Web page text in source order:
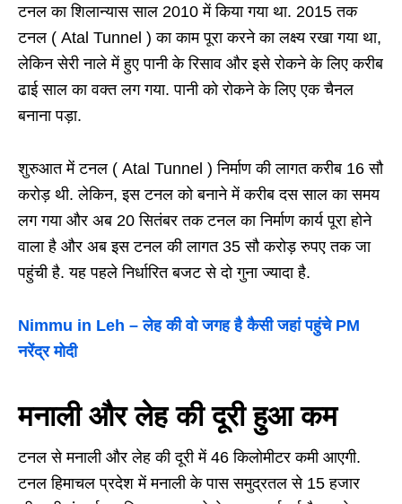
टनल का शिलान्यास साल 2010 में किया गया था. 2015 तक
टनल ( Atal Tunnel ) का काम पूरा करने का लक्ष्य रखा गया था,
लेकिन सेरी नाले में हुए पानी के रिसाव और इसे रोकने के लिए करीब
ढाई साल का वक्त लग गया. पानी काे रोकने के लिए एक चैनल
बनाना पड़ा.
शुरुआत में टनल ( Atal Tunnel ) निर्माण की लागत करीब 16 सौ
करोड़ थी. लेकिन, इस टनल को बनाने में करीब दस साल का समय
लग गया और अब 20 सितंबर तक टनल का निर्माण कार्य पूरा होने
वाला है और अब इस टनल की लागत 35 सौ करोड़ रुपए तक जा
पहुंची है. यह पहले निर्धारित बजट से दो गुना ज्यादा है.
Nimmu in Leh – लेह की वो जगह है कैसी जहां पहुंचे PM
नरेंद्र मोदी
मनाली और लेह की दूरी हुआ कम
टनल से मनाली और लेह की दूरी में 46 किलोमीटर कमी आएगी.
टनल हिमाचल प्रदेश में मनाली के पास समुद्रतल से 15 हजार